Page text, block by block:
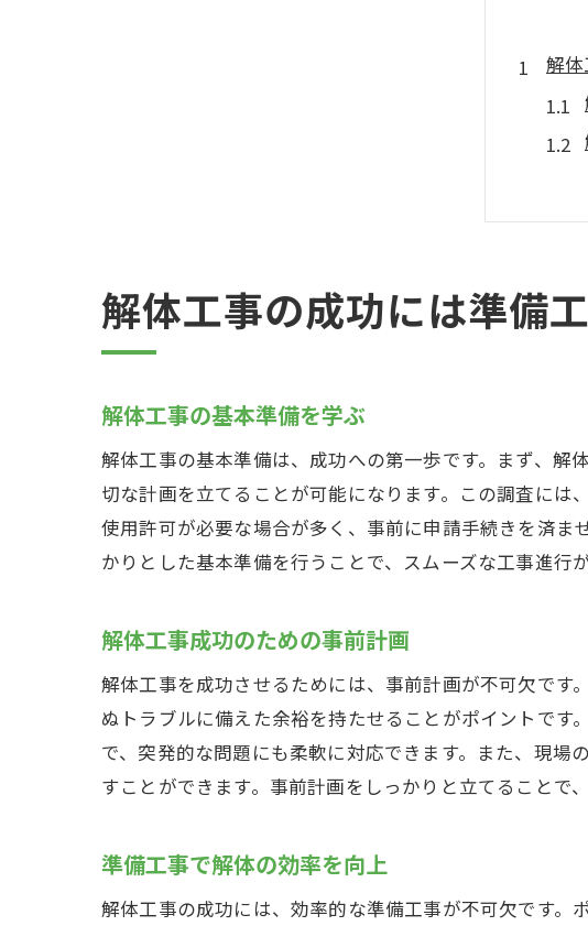
解
スム
解体工事の成功には準備
解体工事の基本準備を学ぶ
解体工事の基本準備は、成功への第一歩です。まず、解
切な計画を立てることが可能になります。この調査に
使用許可が必要な場合が多く、事前に申請手続きを済ま
かりとした基本準備を行うことで、スムーズな工事進行が
解体工事成功のための事前計画
解体工事を成功させるためには、事前計画が不可欠です
ぬトラブルに備えた余裕を持たせることがポイントで
で、突発的な問題にも柔軟に対応できます。また、現
すことができます。事前計画をしっかりと立てることで
準備工事で解体の効率を向上
解体工事の成功には、効率的な準備工事が不可欠です。